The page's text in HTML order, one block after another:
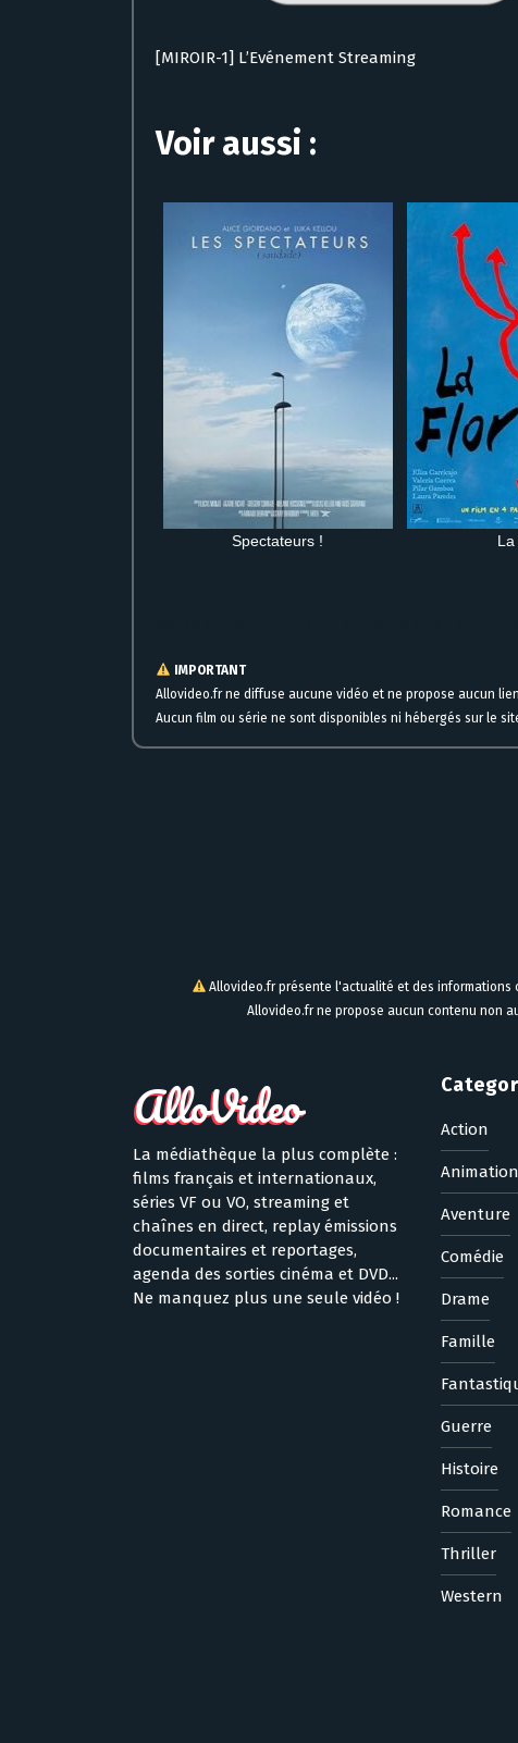
[MIROIR-1] L’Evénement Streaming
Voir aussi :
Spectateurs !
IMPORTANT
Allovideo.fr ne diffuse aucune vidéo et ne propose aucun
Aucun film ou série ne sont disponibles ni hébergés sur le
Allovideo.fr présente l'actualité et des informations
Allovideo.fr ne propose aucun contenu non
La médiathèque la plus complète :
films français et internationaux,
séries VF ou VO, streaming et
chaînes en direct, replay émissions
documentaires et reportages,
agenda des sorties cinéma et DVD...
Ne manquez plus une seule vidéo !
Action
Animation
Aventure
Comédie
Drame
Famille
Guerre
Histoire
Romance
Thriller
Western